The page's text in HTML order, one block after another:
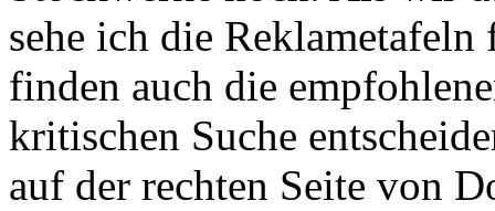
sehe ich die
finden auch die
kritischen Suche
auf der rechten Seite von